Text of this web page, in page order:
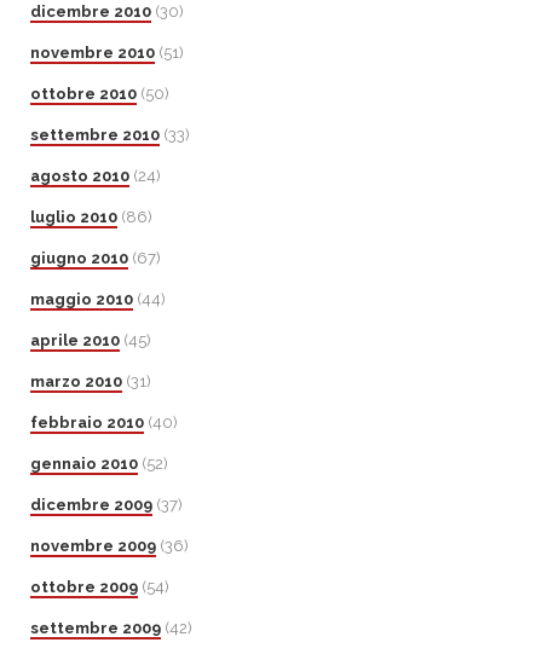
dicembre 2010 (30)
novembre 2010 (51)
ottobre 2010 (50)
settembre 2010 (33)
agosto 2010 (24)
luglio 2010 (86)
giugno 2010 (67)
maggio 2010 (44)
aprile 2010 (45)
marzo 2010 (31)
febbraio 2010 (40)
gennaio 2010 (52)
dicembre 2009 (37)
novembre 2009 (36)
ottobre 2009 (54)
settembre 2009 (42)